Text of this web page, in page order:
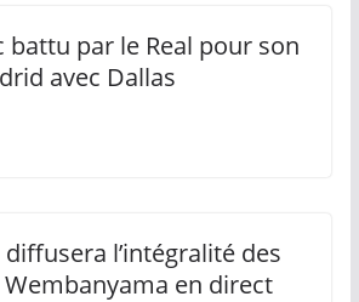
battu par le Real pour son
avec Dallas
l’intégralité des
en direct